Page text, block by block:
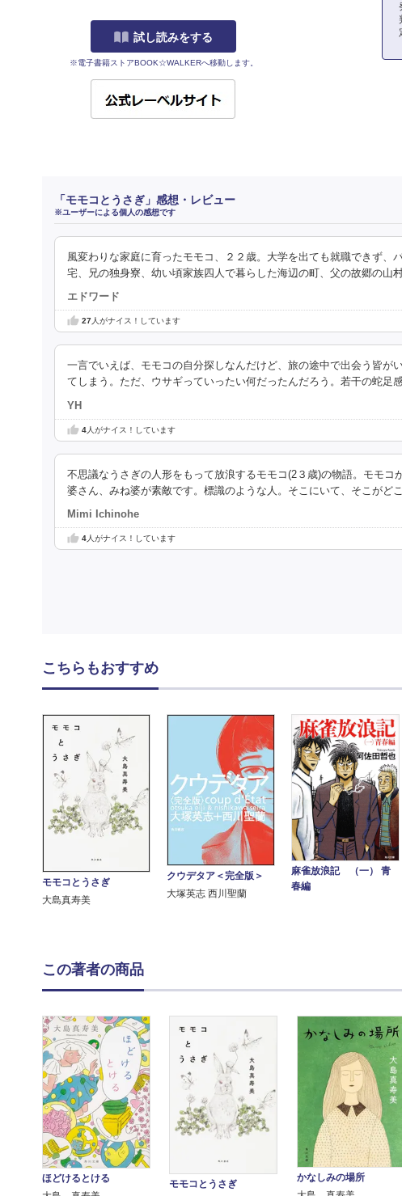
試し読みをする
※電子書籍ストアBOOK☆WALKERへ移動します。
「モモコとうさぎ」感想・レビュー
※ユーザーによる個人の感想です
風変わりな家庭に育ったモモコ、２２歳。大学を出ても就職できず、
宅、兄の独身寮、幼い頃家族四人で暮らした海辺の町、父の故郷の山
エドワード
27人がナイス！しています
一言でいえば、モモコの自分探しなんだけど、旅の途中で出会う皆が
てしまう。ただ、ウサギっていったい何だったんだろう。若干の蛇足感
YH
4人がナイス！しています
不思議なうさぎの人形をもって放浪するモモコ(2３歳)の物語。モモ
婆さん、みね婆が素敵です。標識のような人。そこにいて、そこがど
Mimi Ichinohe
4人がナイス！しています
こちらもおすすめ
モモコとうさぎ
大島真寿美
クウデタア＜完全版＞
大塚英志 西川聖蘭
麻雀放浪記 （一） 青
春編
この著者の商品
ほどけるとける
モモコとうさぎ
かなしみの場所